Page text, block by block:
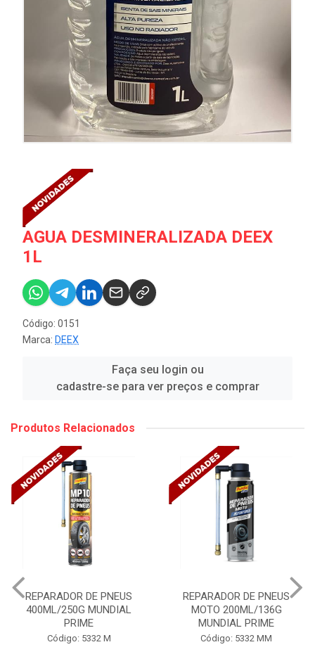
AGUA DESMINERALIZADA DEEX
1L
Código: 0151
Marca: DEEX
Faça seu login ou
cadastre-se para ver preços e comprar
Produtos Relacionados
REPARADOR DE PNEUS
400ML/250G MUNDIAL
PRIME
Código: 5332 M
REPARADOR DE PNEUS
MOTO 200ML/136G
MUNDIAL PRIME
Código: 5332 MM